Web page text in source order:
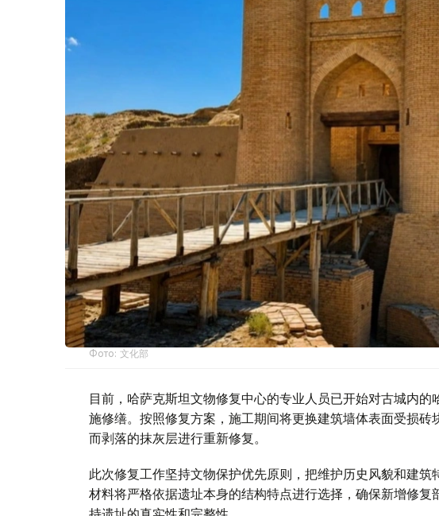
Фото: 文化部
目前，哈萨克斯坦文物修复中心的专业人员已开始对古城内
施修缮。按照修复方案，施工期间将更换建筑墙体表面受损
而剥落的抹灰层进行重新修复。
此次修复工作坚持文物保护优先原则，把维护历史风貌和建
材料将严格依据遗址本身的结构特点进行选择，确保新增修